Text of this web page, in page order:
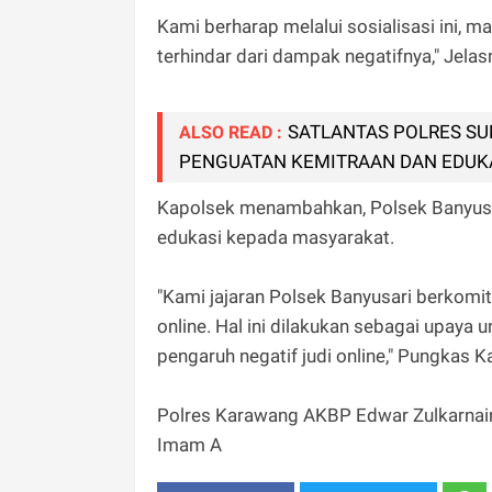
Kami berharap melalui sosialisasi ini,
terhindar dari dampak negatifnya,"
ALSO READ : SATLANTAS POLRES
PENGUATAN KEMITRAAN DAN
Kapolsek menambahkan, Polsek
edukasi kepada masyarakat.
"Kami jajaran Polsek Banyusari
online. Hal ini dilakukan sebagai upaya
pengaruh negatif judi online," Pungkas
Polres Karawang AKBP Edwar
Imam A